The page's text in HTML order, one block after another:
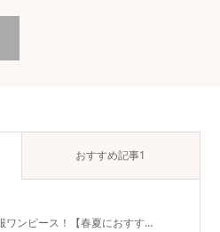
おすすめ記事1
ワンピース！【春夏におすす…